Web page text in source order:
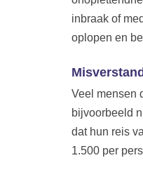
inbraak of
oplopen en
Veel mensen
bijvoorbeeld
dat hun reis
1.500 per